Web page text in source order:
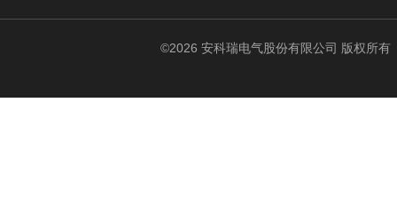
©2026 安科瑞电气股份有限公司 版权所